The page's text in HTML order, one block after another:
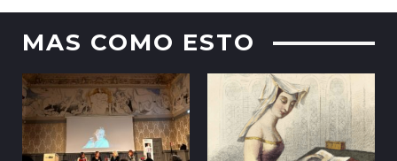
MAS COMO ESTO